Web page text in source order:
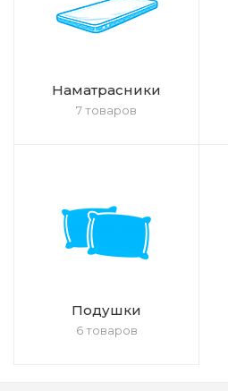
Наматрасники
7 товаров
Подушки
6 товаров